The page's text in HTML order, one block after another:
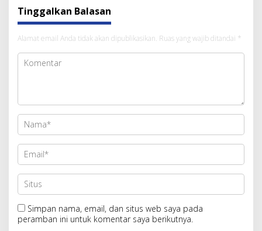
Tinggalkan Balasan
Alamat email Anda tidak akan dipublikasikan. Ruas yang wajib ditandai *
Simpan nama, email, dan situs web saya pada
peramban ini untuk komentar saya berikutnya.